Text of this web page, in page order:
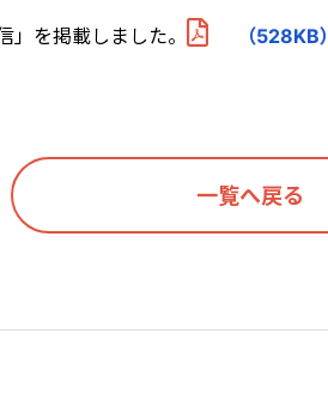
を掲載しました。 （528KB）
一覧へ戻る